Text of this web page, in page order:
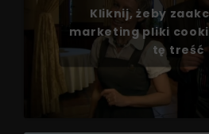
Kliknij, żeby
marketing pliki
tę treść